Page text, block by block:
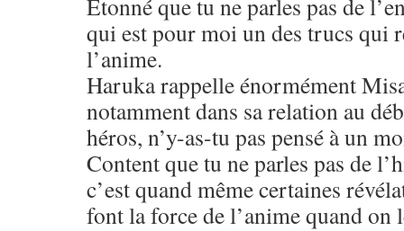
Etonné que tu ne parles pas de
qui est pour moi un des trucs qui
l’anime.
Haruka rappelle énormément
notamment dans sa relation au
héros, n’y-as-tu pas pensé à un
Content que tu ne parles pas de
c’est quand même certaines
font la force de l’anime quand on